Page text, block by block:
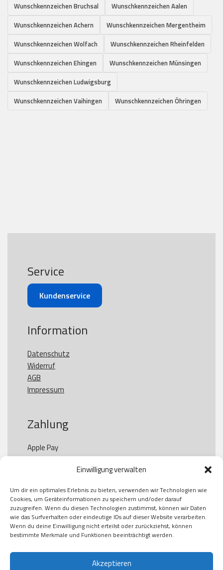
Einwilligung verwalten
Um dir ein optimales Erlebnis zu bieten, verwenden wir Technologien wie
Cookies, um Geräteinformationen zu speichern und/oder darauf
zuzugreifen. Wenn du diesen Technologien zustimmst, können wir Daten
wie das Surfverhalten oder eindeutige IDs auf dieser Website verarbeiten.
Wenn du deine Einwilligung nicht erteilst oder zurückziehst, können
bestimmte Merkmale und Funktionen beeinträchtigt werden.
Akzeptieren
Wunschkennzeichen Bruchsal
Wunschkennzeichen Aalen
Wunschkennzeichen Achern
Wunschkennzeichen Mergentheim
Wunschkennzeichen Wolfach
Wunschkennzeichen Rheinfelden
Wunschkennzeichen Ehingen
Wunschkennzeichen Münsingen
Wunschkennzeichen Ludwigsburg
Wunschkennzeichen Vaihingen
Wunschkennzeichen Öhringen
Service
Kundenservice
Information
Datenschutz
Widerruf
AGB
Impressum
Zahlung
Apple Pay
Paypal
Kauf auf Rechung
Klarna
American Express